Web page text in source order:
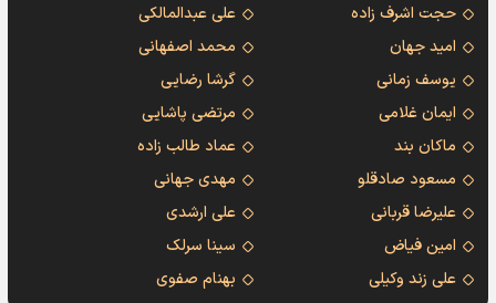
حجت اشرف زاده
علی عبدالمالکی
امید جهان
محمد اصفهانی
یوسف زمانی
گرشا رضایی
ایمان غلامی
مرتضی پاشایی
ماکان بند
عماد طالب زاده
مسعود صادقلو
مهدی جهانی
علیرضا قربانی
علی ارشدی
امین فیاض
سینا سرلک
علی زند وکیلی
بهنام صفوی